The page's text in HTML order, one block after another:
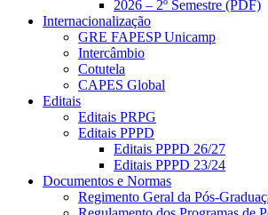
2026 – 2º Semestre (PDF)
Internacionalização
GRE FAPESP Unicamp
Intercâmbio
Cotutela
CAPES Global
Editais
Editais PRPG
Editais PPPD
Editais PPPD 26/27
Editais PPPD 23/24
Documentos e Normas
Regimento Geral da Pós-